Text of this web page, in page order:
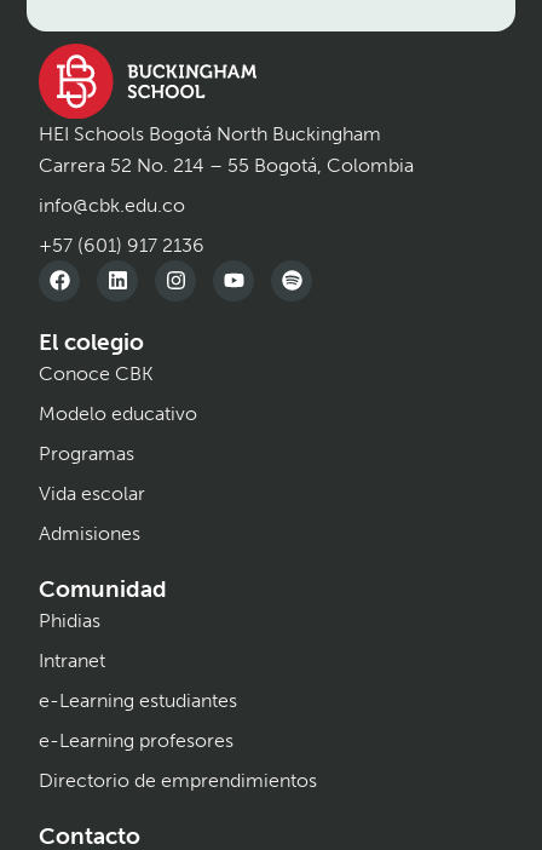
HEI Schools Bogotá North Buckingham
Carrera 52 No. 214 – 55 Bogotá, Colombia
info@cbk.edu.co
+57 (601) 917 2136
El colegio
Conoce CBK
Modelo educativo
Programas
Vida escolar
Admisiones
Comunidad
Phidias
Intranet
e-Learning estudiantes
e-Learning profesores
Directorio de emprendimientos
Contacto